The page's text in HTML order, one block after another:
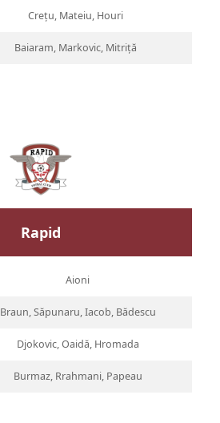
Crețu, Mateiu, Houri
Baiaram, Markovic, Mitriță
Rapid
Aioni
Braun, Săpunaru, Iacob, Bădescu
Djokovic, Oaidă, Hromada
Burmaz, Rrahmani, Papeau